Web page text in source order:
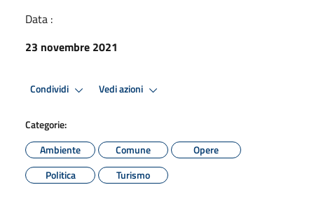
Data :
23 novembre 2021
Condividi Vedi azioni
Categorie:
Ambiente
Comune
Opere
Politica
Turismo